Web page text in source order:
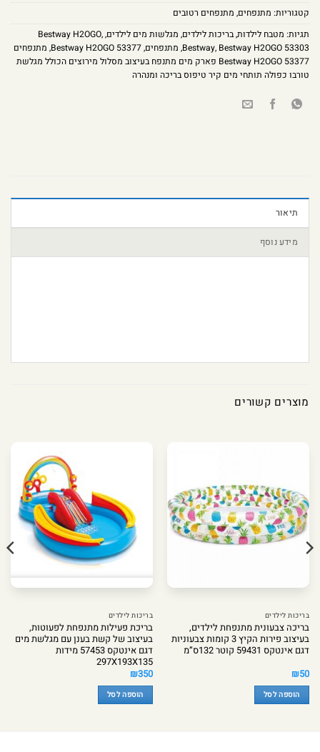
קטגוריות: מתנפחים, מתנפחים רטובים
תגיות: מטבח לילדות,בריכות לילדים, מגלשות מים לילדים,
Bestway H2OGO,
Bestway, Bestway H2OGO 53303
, מתנפחים,
Bestway H2OGO 53377
, מתנפחים
Bestway H2OGO 53377 פארק מים מתנפח בעיצוב מסלול מירוצים הכולל מגלשת
טורבו כפולה תותחי מים קיר טיפוס בריכה ומנהרה
תיאור
מידע נוסף
מוצרים קשורים
בריכות לילדים
בריכה צבעונית מתנפחת לילדים,
בעיצוב פירות הקיץ 3 קומות צבעוניות
דגם אינטקס 59431 קוטר 132ס”מ
₪50
הוספה לסל
בריכות לילדים
בריכת פעילות מתנפחת לפעוטות,
בעיצוב של קשת בענן עם מגלשת מים
דגם אינטקס 57453 מידות
297X193X135
₪350
הוספה לסל